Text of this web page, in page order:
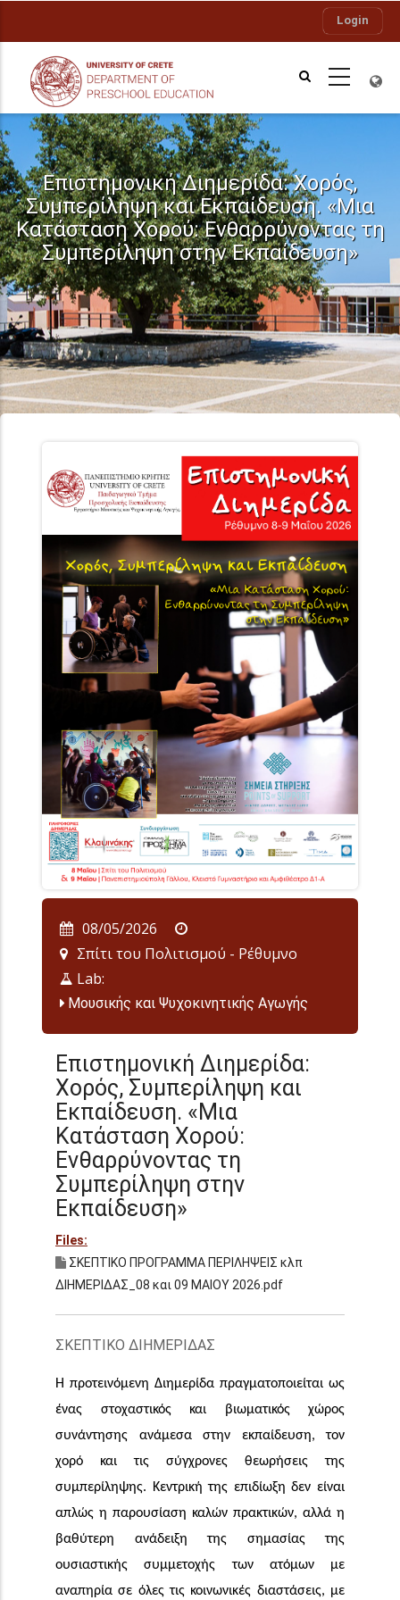
content
Login
Επιστημονική Διημερίδα: Χορός,
Συμπερίληψη και Εκπαίδευση. «Μια
Κατάσταση Χορού: Ενθαρρύνοντας τη
Συμπερίληψη στην Εκπαίδευση»
08/05/2026
Σπίτι του Πολιτισμού - Ρέθυμνο
Lab:
Μουσικής και Ψυχοκινητικής Αγωγής
Επιστημονική Διημερίδα:
Χορός, Συμπερίληψη και
Εκπαίδευση. «Μια
Κατάσταση Χορού:
Ενθαρρύνοντας τη
Συμπερίληψη στην
Εκπαίδευση»
Files:
ΣΚΕΠΤΙΚΟ ΠΡΟΓΡΑΜΜΑ ΠΕΡΙΛΗΨΕΙΣ κλπ
ΔΙΗΜΕΡΙΔΑΣ_08 και 09 ΜΑΙΟΥ 2026.pdf
ΣΚΕΠΤΙΚΟ ΔΙΗΜΕΡΙΔΑΣ
Η προτεινόμενη Διημερίδα πραγματοποιεί­ται ως
ένας στοχαστικός και βιωματικός χώρος
συνάντησης ανάμεσα στην εκπαί­δευση, τον
χορό και τις σύγχρονες θεωρήσεις της
συμπερίληψης. Κεντρική της επιδίωξη δεν είναι
απλώς η παρουσίαση καλών πρακτικών, αλλά η
βαθύτερη ανάδειξη της σημασίας της
ουσιαστικής συμμε­τοχής των ατόμων με
αναπηρία σε όλες τις κοινωνικές διαστάσεις, με